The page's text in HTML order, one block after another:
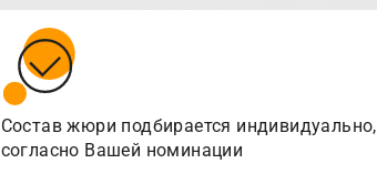
Состав жюри подбирается индивидуально,
согласно Вашей номинации